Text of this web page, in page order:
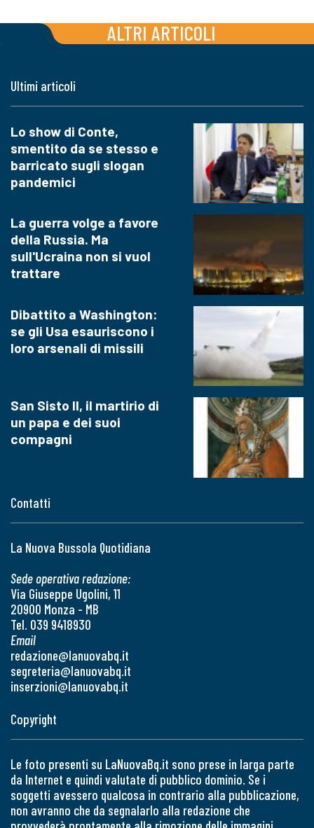
ALTRI ARTICOLI
Contatti
La Nuova Bussola Quotidiana
Sede operativa redazione:
Via Giuseppe Ugolini, 11
20900 Monza - MB
Tel. 039 9418930
Email
redazione@lanuovabq.it
segreteria@lanuovabq.it
inserzioni@lanuovabq.it
Ultimi articoli
Lo show di Conte,
smentito da se stesso e
barricato sugli slogan
pandemici
La guerra volge a favore
della Russia. Ma
sull'Ucraina non si vuol
trattare
Dibattito a Washington:
se gli Usa esauriscono i
loro arsenali di missili
San Sisto II, il martirio di
un papa e dei suoi
compagni
Copyright
Le foto presenti su LaNuovaBq.it sono prese in larga parte
da Internet e quindi valutate di pubblico dominio. Se i
soggetti avessero qualcosa in contrario alla pubblicazione,
non avranno che da segnalarlo alla redazione che